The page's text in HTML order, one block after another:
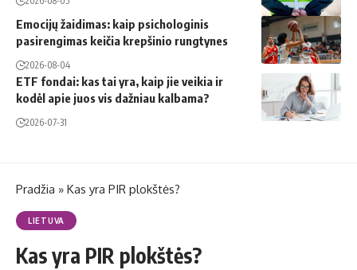
Emocijų žaidimas: kaip psichologinis
pasirengimas keičia krepšinio rungtynes
2026-08-04
ETF fondai: kas tai yra, kaip jie veikia ir
kodėl apie juos vis dažniau kalbama?
2026-07-31
Pradžia » Kas yra PIR plokštės?
LIETUVA
Kas yra PIR plokštės?